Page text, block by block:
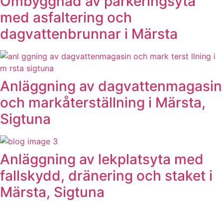
med asfaltering och
dagvattenbrunnar i Märsta
Anläggning av dagvattenmagasin
och markåterställning i Märsta,
Sigtuna
Anläggning av lekplatsyta med
fallskydd, dränering och staket i
Märsta, Sigtuna